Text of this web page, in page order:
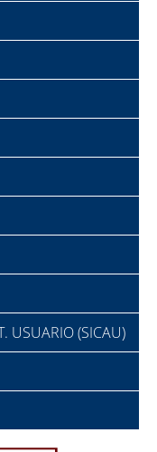
USUARIO (SICAU)